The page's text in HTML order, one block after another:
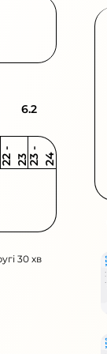
6.2
2 2
-
2 3 2 3
-
2 4
30 хв